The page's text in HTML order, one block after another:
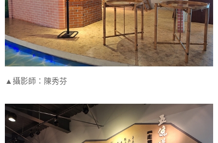
▲攝影師：陳秀芬